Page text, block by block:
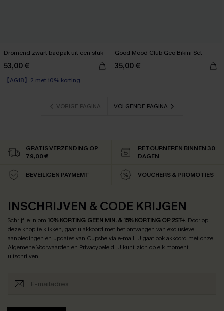
Dromend zwart badpak uit één stuk
53,00 €
【AG18】2 met 10% korting
Underwire
Good Mood Club Geo Bikini Set
35,00 €
VORIGE PAGINA VOLGENDE PAGINA
GRATIS VERZENDING OP
79,00 €
RETOURNEREN BINNEN 30
DAGEN
BEVEILIGEN PAYMEMT VOUCHERS & PROMOTIES
INSCHRIJVEN & CODE KRIJGEN
Schrijf je in om 10% KORTING GEEN MIN. & 15% KORTING OP 2ST+. Door op
deze knop te klikken, gaat u akkoord met het ontvangen van exclusieve
aanbiedingen en updates van Cupshe via e-mail. U gaat ook akkoord met onze
Algemene Voorwaarden en Privacybeleid. U kunt zich op elk moment
uitschrijven.